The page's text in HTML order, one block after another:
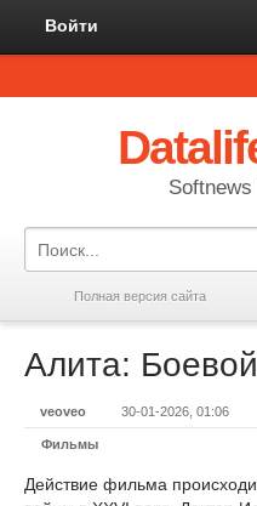
Войти
Полная версия сайта
Алита:
veoveo 30-01-2026, 01:06
Фильмы
Действие фильма